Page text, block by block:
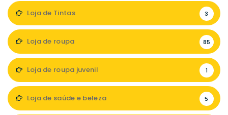
Loja de Tintas 3
Loja de roupa 85
Loja de roupa juvenil 1
Loja de saúde e beleza 5